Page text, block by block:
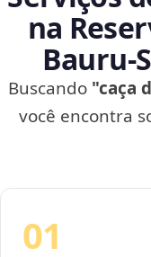
na
Buscando "caça
você encontra
01